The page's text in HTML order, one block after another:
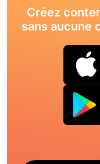
Créez
sans aucune